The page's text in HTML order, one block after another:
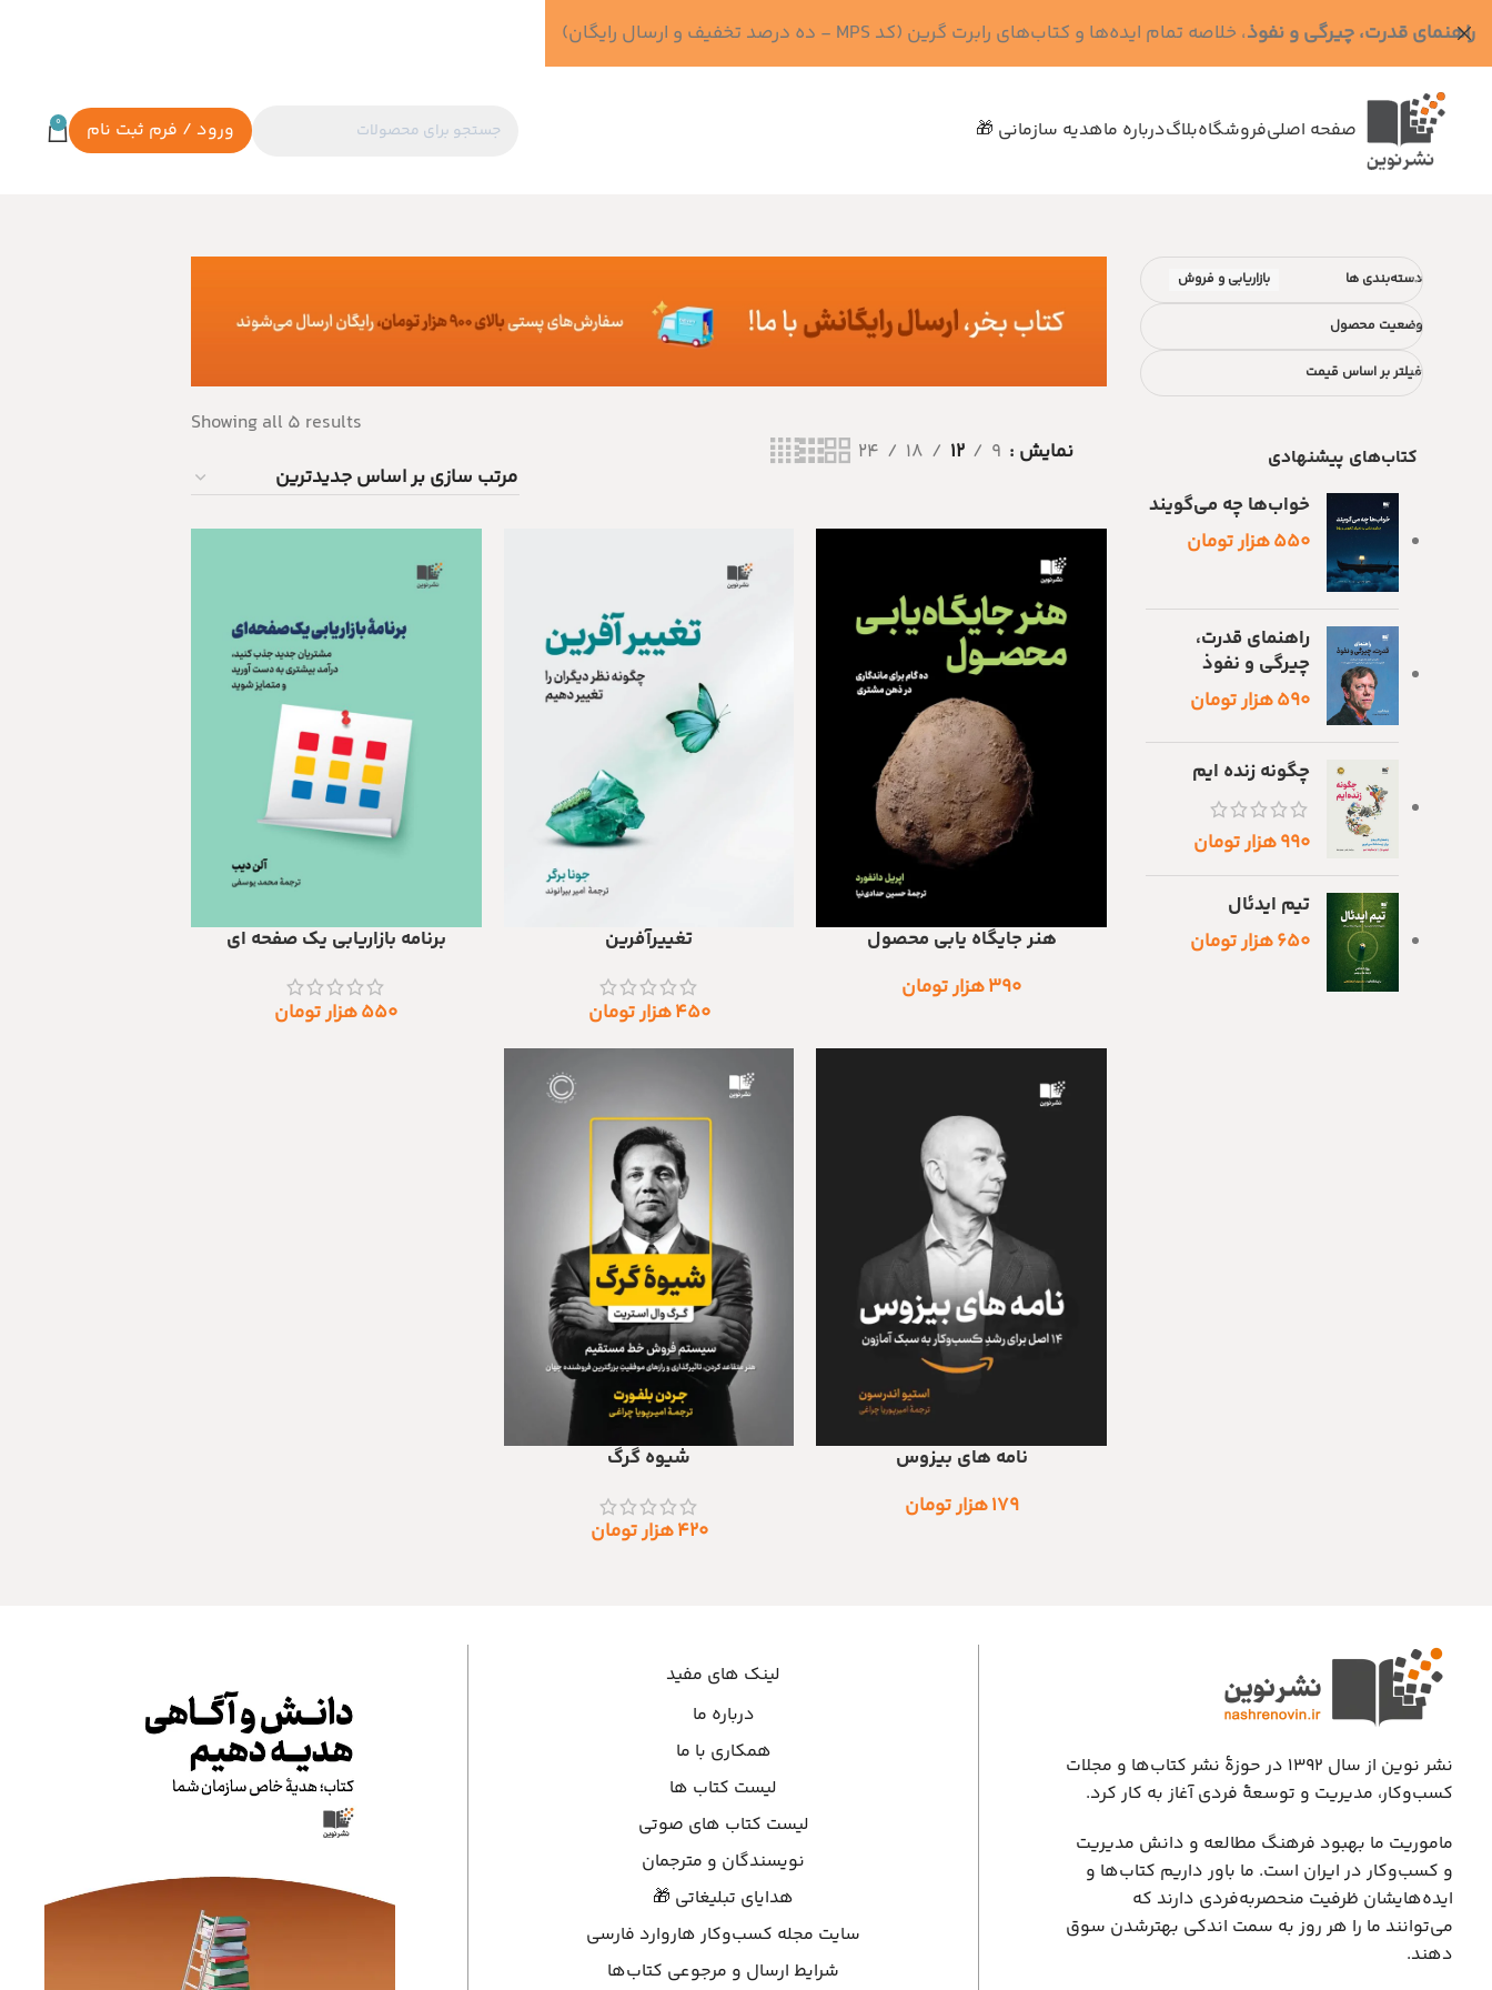
صفحه اصلیفروشگاهبلاگدرباره ماهدیه سازمانی 🎁 ورود / فرم ثبت نام 0
دسته‌بندی ها بازاریابی و فروش
وضعیت محصول
فیلتر بر اساس قیمت
کتاب‌های پیشنهادی
خواب‌ها چه می‌گویند
۵۵۰هزار تومان
راهنمای قدرت،
چیرگی و نفوذ
۵۹۰هزار تومان
چگونه زنده ایم
۹۹۰هزار تومان
تیم ایدئال
۶۵۰هزار تومان
نمایش 9
12
18
24
Showing all 5 results
افزودن به سبد خرید
هنر جایگاه یابی محصول
۳۹۰هزار تومان
افزودن به سبد خریدتغییرآفرین
۴۵۰هزار تومان
افزودن به سبد خرید
برنامه بازاریابی یک صفحه ای
۵۵۰هزار تومان
افزودن به سبد خریدنامه های بیزوس
۱۷۹هزار تومان
افزودن به سبد خریدشیوه گرگ
۴۲۰هزار تومان
نشر نوین از سال ۱۳۹۲ در حوزهٔ نشر کتاب‌ها و مجلات
کسب‌وکار، مدیریت و توسعهٔ فردی آغاز به کار کرد.
ماموریت ما بهبود فرهنگ مطالعه و دانش مدیریت
و کسب‌وکار در ایران است. ما باور داریم کتاب‌ها و
ایده‌هایشان ظرفیت منحصربه‌فردی دارند که
می‌توانند ما را هر روز به سمت اندکی بهتر‌شدن سوق
دهند.
لینک های مفید
درباره ما
همکاری با ما
لیست کتاب ها
لیست کتاب های صوتی
نویسندگان و مترجمان
هدایای تبلیغاتی 🎁
سایت مجله کسب‌وکار هاروارد فارسی
شرایط ارسال و مرجوعی کتاب‌ها
راهنمای قدرت، چیرگی و نفوذ، خلاصه تمام ایده‌ها و کتاب‌های رابرت گرین (کد MPS - ده درصد تخفیف و ارسال رایگان)